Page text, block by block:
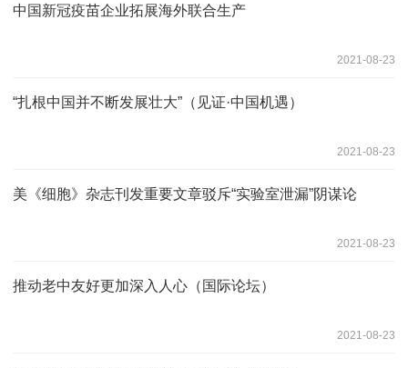
中国新冠疫苗企业拓展海外联合生产
2021-08-23
“扎根中国并不断发展壮大”（见证·中国机遇）
2021-08-23
美《细胞》杂志刊发重要文章驳斥“实验室泄漏”阴谋论
2021-08-23
推动老中友好更加深入人心（国际论坛）
2021-08-23